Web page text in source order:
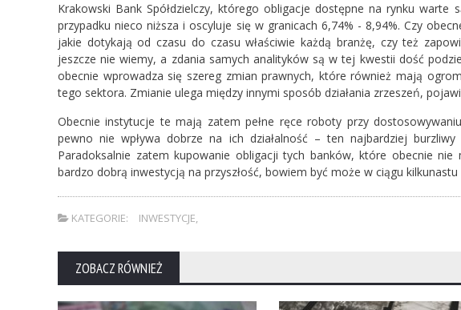
Krakowski Bank Spółdzielczy, którego obligacje dostępne na rynku
przypadku nieco niższa i oscyluje się w granicach 6,74% - 8,94%. Czy
jakie dotykają od czasu do czasu właściwie każdą branżę, czy też
jeszcze nie wiemy, a zdania samych analityków są w tej kwestii dość
obecnie wprowadza się szereg zmian prawnych, które również mają
tego sektora. Zmianie ulega między innymi sposób działania zrzeszeń,
Obecnie instytucje te mają zatem pełne ręce roboty przy
pewno nie wpływa dobrze na ich działalność – ten najbardziej
Paradoksalnie zatem kupowanie obligacji tych banków, które obecnie
bardzo dobrą inwestycją na przyszłość, bowiem być może w ciągu
KATEGORIE: INWESTYCJE,
ZOBACZ RÓWNIEŻ